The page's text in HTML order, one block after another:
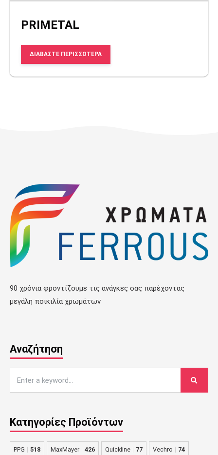
PRIMETAL
ΔΙΑΒΆΣΤΕ ΠΕΡΙΣΣΌΤΕΡΑ
90 χρόνια φροντίζουμε τις ανάγκες σας παρέχοντας
μεγάλη ποικιλία χρωμάτων
Αναζήτηση
Κατηγορίες Προϊόντων
PPG 518 MaxMayer 426 Quickline 77 Vechro 74